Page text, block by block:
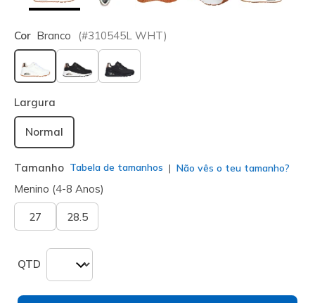
Cor Branco (#310545L WHT)
selecionado
Largura
Normal
Tamanho Tabela de tamanhos Não vês o teu tamanho?
Menino (4-8 Anos)
27 28.5
QTD